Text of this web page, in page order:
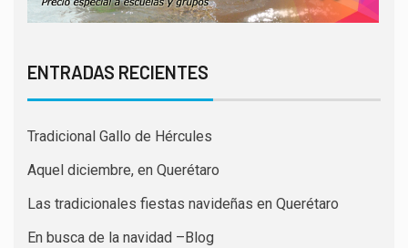
ENTRADAS RECIENTES
Tradicional Gallo de Hércules
Aquel diciembre, en Querétaro
Las tradicionales fiestas navideñas en Querétaro
En busca de la navidad –Blog